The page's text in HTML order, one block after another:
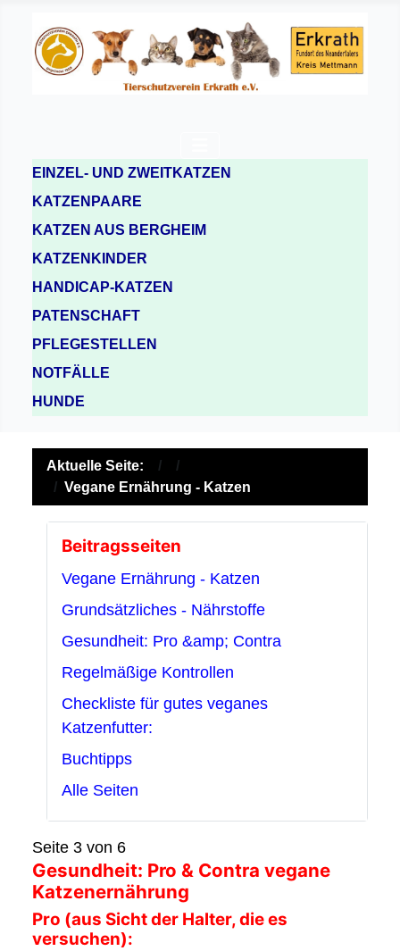
EINZEL- UND ZWEITKATZEN
KATZENPAARE
KATZEN AUS BERGHEIM
KATZENKINDER
HANDICAP-KATZEN
PATENSCHAFT
PFLEGESTELLEN
NOTFÄLLE
HUNDE
Aktuelle Seite:
Vegane Ernährung - Katzen
Beitragsseiten
Vegane Ernährung - Katzen
Grundsätzliches - Nährstoffe
Gesundheit: Pro &amp; Contra
Regelmäßige Kontrollen
Checkliste für gutes veganes
Katzenfutter:
Buchtipps
Alle Seiten
Seite 3 von 6
Gesundheit: Pro & Contra vegane
Katzenernährung
Pro (aus Sicht der Halter, die es
versuchen):